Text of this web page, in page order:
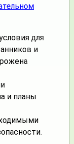
для
и
и планы